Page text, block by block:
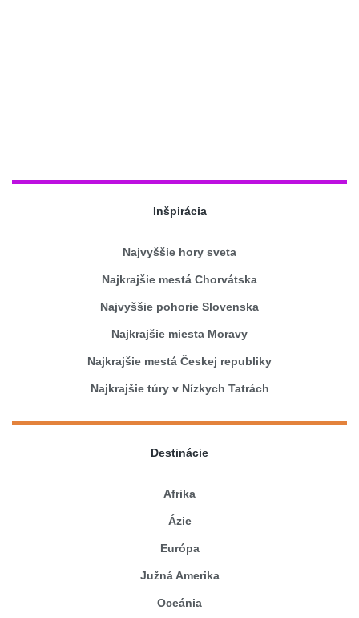
Inšpirácia
Najvyššie hory sveta
Najkrajšie mestá Chorvátska
Najvyššie pohorie Slovenska
Najkrajšie miesta Moravy
Najkrajšie mestá Českej republiky
Najkrajšie túry v Nízkych Tatrách
Destinácie
Afrika
Ázie
Európa
Južná Amerika
Oceánia